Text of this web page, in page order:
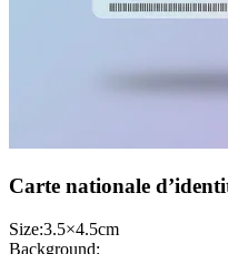
Carte nationale
Size:3.5×4.5cm
Background: